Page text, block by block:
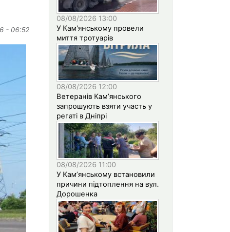
- 06:52
08/08/2026 13:00
У Кам'янському провели
миття тротуарів
08/08/2026 12:00
Ветеранів Кам’янського
запрошують взяти участь у
регаті в Дніпрі
08/08/2026 11:00
У Кам’янському встановили
причини підтоплення на вул.
Дорошенка